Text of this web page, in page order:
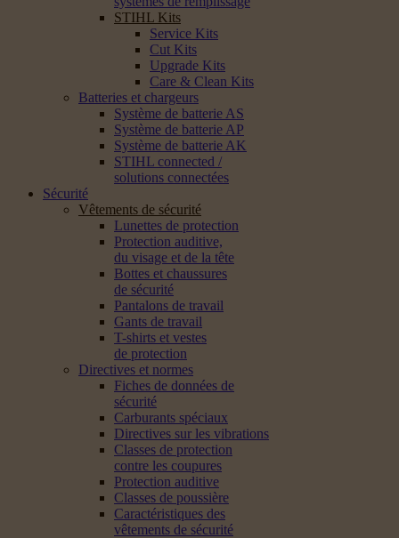
STIHL Kits
Service Kits
Cut Kits
Upgrade Kits
Care & Clean Kits
Batteries et chargeurs
Système de batterie AS
Système de batterie AP
Système de batterie AK
STIHL connected /
solutions connectées
Sécurité
Vêtements de sécurité
Lunettes de protection
Protection auditive,
du visage et de la tête
Bottes et chaussures
de sécurité
Pantalons de travail
Gants de travail
T-shirts et vestes
de protection
Directives et normes
Fiches de données de
sécurité
Carburants spéciaux
Directives sur les vibrations
Classes de protection
contre les coupures
Protection auditive
Classes de poussière
Caractéristiques des
vêtements de sécurité